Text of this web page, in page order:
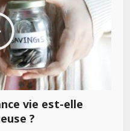
vie est-elle
?